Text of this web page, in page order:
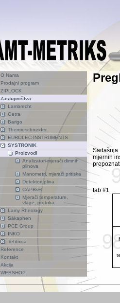
O Nama
Prodajni program
ZIPLOCK
Zastupništva
Lambrecht
Getra
Barigo
Thermoschneider
EUROLEC-INSTRUMENTS
SYSTRONIK
Proizvodi
Analizatori-mjerači dimnih
plinova
Manometri, mjerači pritiska
Detektori plina
CAPBs®
Mjerači temperature,
vlage, protoka
Lamy Rheology
Säkaphen
PCE Group
INKO
Tehtnica
Reference
Kontakt
Akcija
WEBSHOP
mjernih
tab #1